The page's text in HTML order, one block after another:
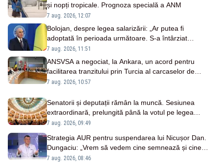
și nopți tropicale. Prognoza specială a ANM
7 aug. 2026, 12:07
Bolojan, despre legea salarizării: „Ar putea fi
adoptată în perioada următoare. S-a întârziat
depunerea din cauza unor discursuri iresponsabile în
spaţiul public”
7 aug. 2026, 11:51
ANSVSA a negociat, la Ankara, un acord pentru
facilitarea tranzitului prin Turcia al carcaselor de
ovine și bovine
7 aug. 2026, 10:57
Senatorii și deputații rămân la muncă. Sesiunea
extraordinară, prelungită până la votul pe legea
salarizării
7 aug. 2026, 09:49
Strategia AUR pentru suspendarea lui Nicușor Dan.
Dungaciu: „Vrem să vedem cine semnează și cine
nu”
7 aug. 2026, 08:46